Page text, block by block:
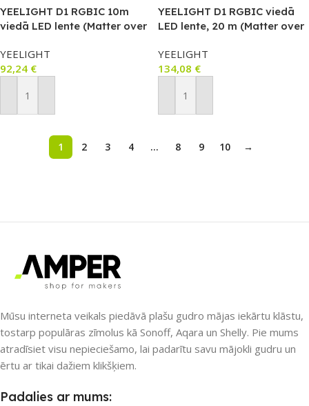
YEELIGHT D1 RGBIC 10m
viedā LED lente (Matter over
YEELIGHT
92,24 €
Pievienot Grozam
YEELIGHT D1 RGBIC viedā
LED lente, 20 m (Matter over
YEELIGHT
134,08 €
Pievienot Grozam
1 2 3 4 … 8 9 10 →
Mūsu interneta veikals piedāvā plašu gudro mājas iekārtu klāstu,
tostarp populāras zīmolus kā Sonoff, Aqara un Shelly. Pie mums
atradīsiet visu nepieciešamo, lai padarītu savu mājokli gudru un
ērtu ar tikai dažiem klikšķiem.
Padalies ar mums: